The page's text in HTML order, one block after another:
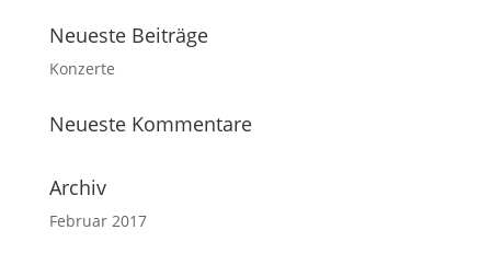
Neueste Beiträge
Konzerte
Neueste Kommentare
Archiv
Februar 2017